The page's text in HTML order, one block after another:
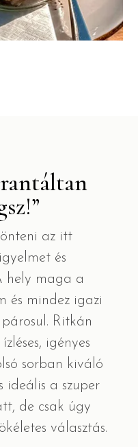
az itt
és
hely maga a
és mindez igazi
Ritkán
igényes
sorban kiváló
ideális a szuper
de csak úgy
választás.